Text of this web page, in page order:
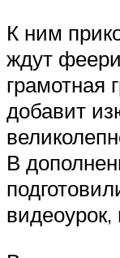
К ним
ждут
грамотная
добавит
В